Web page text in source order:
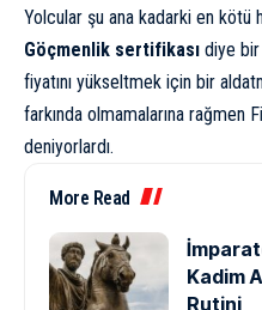
Yolcular şu ana kadarki en kötü
Göçmenlik sertifikası diye
fiyatını yükseltmek için bir
farkında olmamalarına rağmen
deniyorlardı.
More Read
Kadim
Rutini